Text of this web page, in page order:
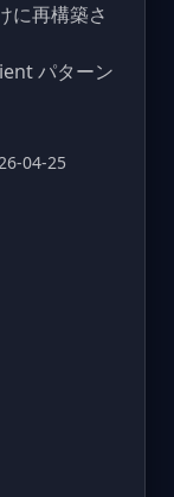
に再構築さ
パターン
04-25